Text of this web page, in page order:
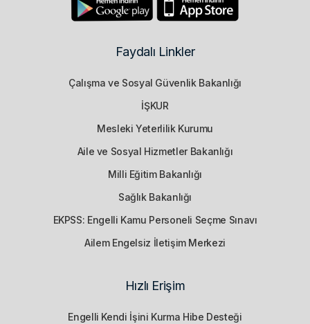
Faydalı Linkler
Çalışma ve Sosyal Güvenlik Bakanlığı
İŞKUR
Mesleki Yeterlilik Kurumu
Aile ve Sosyal Hizmetler Bakanlığı
Milli Eğitim Bakanlığı
Sağlık Bakanlığı
EKPSS: Engelli Kamu Personeli Seçme Sınavı
Ailem Engelsiz İletişim Merkezi
Hızlı Erişim
Engelli Kendi İşini Kurma Hibe Desteği